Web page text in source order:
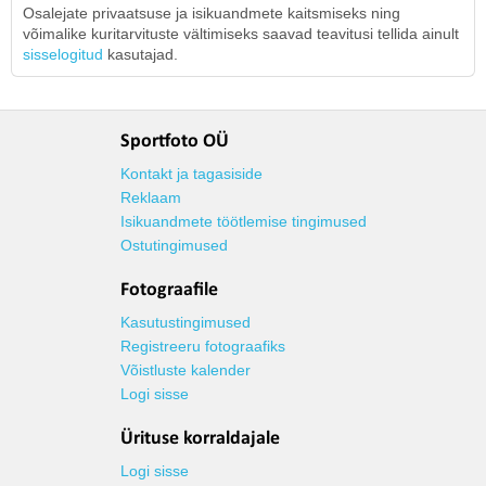
Osalejate privaatsuse ja isikuandmete kaitsmiseks ning
võimalike kuritarvituste vältimiseks saavad teavitusi tellida ainult
sisselogitud kasutajad.
Sportfoto OÜ
Kontakt ja tagasiside
Reklaam
Isikuandmete töötlemise tingimused
Ostutingimused
Fotograafile
Kasutustingimused
Registreeru fotograafiks
Võistluste kalender
Logi sisse
Ürituse korraldajale
Logi sisse